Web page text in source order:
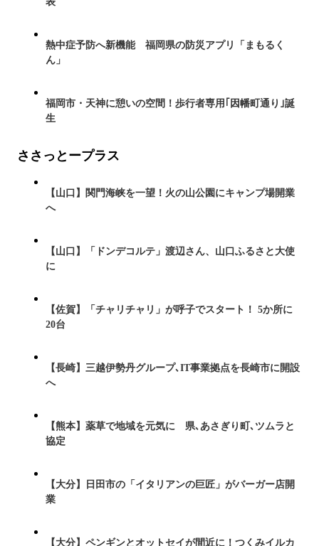
熱中症予防へ新機能 福岡県の防災アプリ「まもるく
ん」
福岡市・天神に憩いの空間！歩行者専用｢因幡町通り｣誕
生
ささっとープラス
【山口】関門海峡を一望！火の山公園にキャンプ場開業
へ
【山口】「ドンデコルテ」渡辺さん、山口ふるさと大使
に
【佐賀】「チャリチャリ」が呼子でスタート！ 5か所に
20台
【長崎】三越伊勢丹グループ､IT事業拠点を長崎市に開設
へ
【熊本】薬草で地域を元気に 県､あさぎり町､ツムラと
協定
【大分】日田市の「イタリアンの巨匠」がバーガー店開
業
【大分】ペンギンとオットセイが間近に！つくみイルカ